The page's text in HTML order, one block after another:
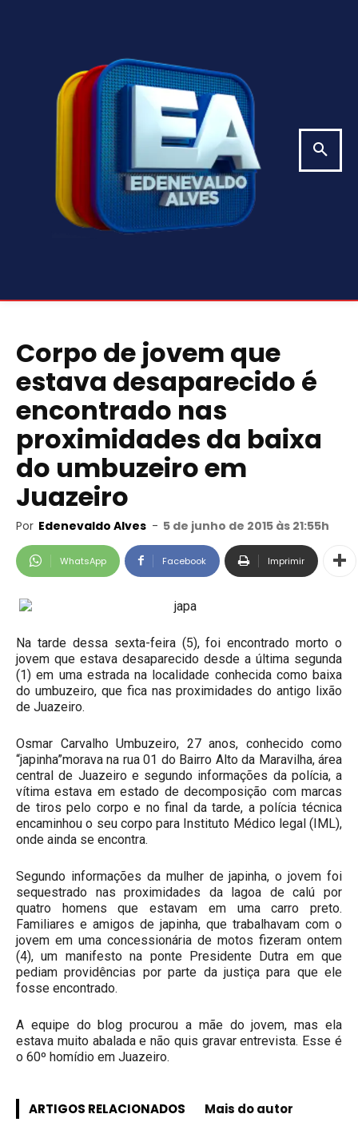
Corpo de jovem que
estava desaparecido é
encontrado nas
proximidades da baixa
do umbuzeiro em
Juazeiro
Por Edenevaldo Alves - 5 de junho de 2015 às 21:55h
WhatsApp Facebook Imprimir
Na tarde dessa sexta-feira (5), foi encontrado morto o
jovem que estava desaparecido desde a última segunda
(1) em uma estrada na localidade conhecida como baixa
do umbuzeiro, que fica nas proximidades do antigo lixão
de Juazeiro.
Osmar Carvalho Umbuzeiro, 27 anos, conhecido como
“japinha”morava na rua 01 do Bairro Alto da Maravilha, área
central de Juazeiro e segundo informações da polícia, a
vítima estava em estado de decomposição com marcas
de tiros pelo corpo e no final da tarde, a polícia técnica
encaminhou o seu corpo para Instituto Médico legal (IML),
onde ainda se encontra.
Segundo informações da mulher de japinha, o jovem foi
sequestrado nas proximidades da lagoa de calú por
quatro homens que estavam em uma carro preto.
Familiares e amigos de japinha, que trabalhavam com o
jovem em uma concessionária de motos fizeram ontem
(4), um manifesto na ponte Presidente Dutra em que
pediam providências por parte da justiça para que ele
fosse encontrado.
A equipe do blog procurou a mãe do jovem, mas ela
estava muito abalada e não quis gravar entrevista. Esse é
o 60º homídio em Juazeiro.
ARTIGOS RELACIONADOS Mais do autor